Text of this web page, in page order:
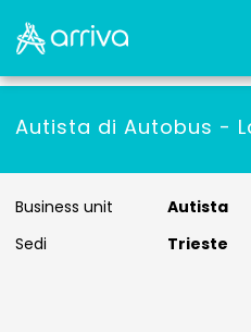
Autista di Autobus -
Business unit
Autista
Sedi
Trieste